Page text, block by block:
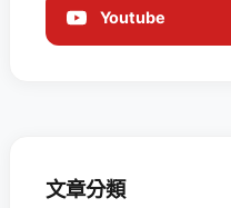
Youtube
文章分類